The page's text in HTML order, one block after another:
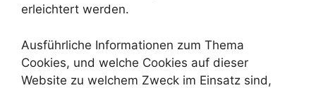
erleichtert werden.
Ausführliche Informationen zum Thema
Cookies, und welche Cookies auf dieser
Website zu welchem Zweck im Einsatz sind,